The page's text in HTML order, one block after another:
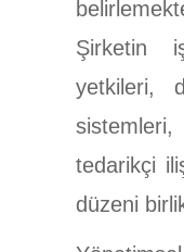
Şirketin
yetkileri,
tedarikçi
düzeni